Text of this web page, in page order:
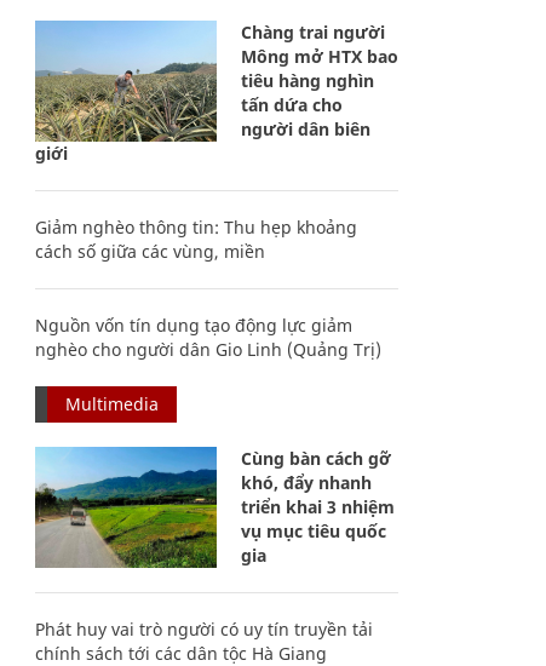
Chàng trai người
Mông mở HTX bao
tiêu hàng nghìn
tấn dứa cho
người dân biên
giới
Giảm nghèo thông tin: Thu hẹp khoảng
cách số giữa các vùng, miền
Nguồn vốn tín dụng tạo động lực giảm
nghèo cho người dân Gio Linh (Quảng Trị)
Multimedia
Cùng bàn cách gỡ
khó, đẩy nhanh
triển khai 3 nhiệm
vụ mục tiêu quốc
gia
Phát huy vai trò người có uy tín truyền tải
chính sách tới các dân tộc Hà Giang